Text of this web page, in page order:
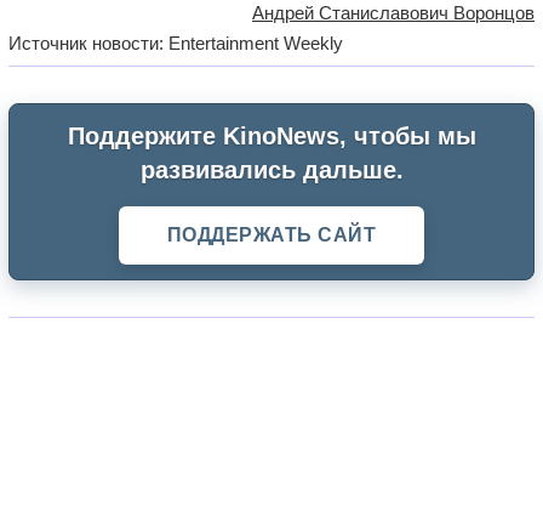
Андрей Станиславович Воронцов
Источник новости: Entertainment Weekly
Поддержите KinoNews, чтобы мы
развивались дальше.
ПОДДЕРЖАТЬ САЙТ